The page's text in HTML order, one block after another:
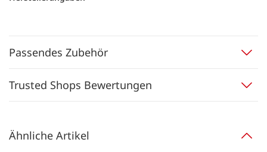
Passendes Zubehör
Trusted Shops Bewertungen
Ähnliche Artikel